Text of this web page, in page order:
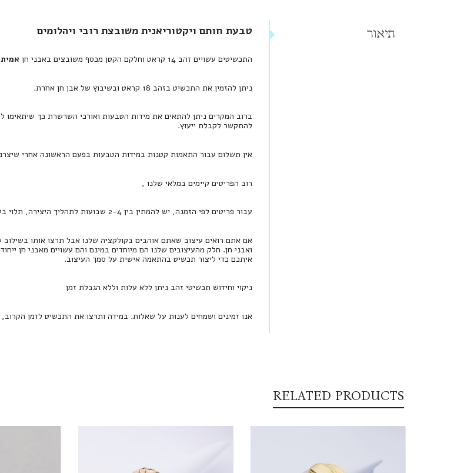
תיאור טבעת חותם ויקטוריאנית משובצת רובי ויהלומים
התכשיטים עשויים זהב 14 קראט וחלקם הקטן מכסף משובצים באבני חן
ניתן להזמין את התכשיט בזהב 18 קראט ובשיבוץ של אבן חן אחרת.
ברוב המקרים ניתן להתאים את מידות הטבעות ואורכי השרשרת כך שיתאימו
להתקשר לקבלת ייעוץ.
אין תשלום עבור התאמות קטנות במידות הטבעות בפעם הראשונה אחרי
רוב הפריטים קיימים במלאי שלנו ,
עבור פריטים לפי הזמנה, יש להמתין בין 2-4 שבועות לתהליך היצירה, תלוי בעיקר בנדירות אבני החן.
אם אתם רואים עיצוב שאתם אוהבים בקולקציה שלנו אבל תרצו אותו בשילוב
ואבני חן. חלק מהעיצובים שלנו הם מיוחדים במינם והם עשויים מאבני חן
איתכם כדי ליצור תכשיט בהתאמה אישית על סמך העיצוב.
ניקוי וחידוש תכשיטי זהב ניתן ללא עלות וללא הגבלת זמן
אנו זמינים ושמחים לענות על שאלות. במידה ותרצו את התכשיט לזמן
RELATED PRODUCTS